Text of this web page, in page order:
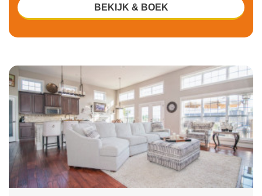
BEKIJK & BOEK